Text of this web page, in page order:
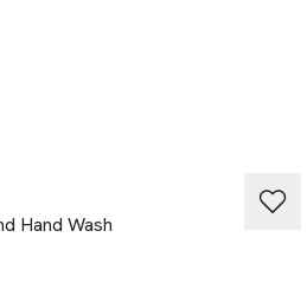
Hand Wash